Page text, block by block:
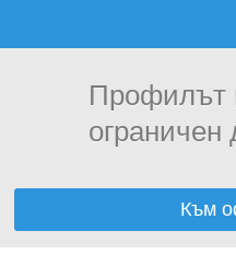
Профилът
ограничен
Към